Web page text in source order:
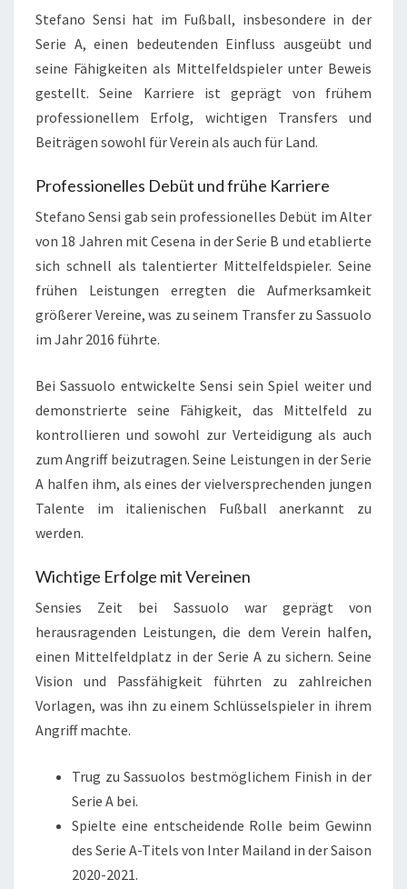
Stefano Sensi hat im Fußball, insbesondere in der
Serie A, einen bedeutenden Einfluss ausgeübt und
seine Fähigkeiten als Mittelfeldspieler unter Beweis
gestellt. Seine Karriere ist geprägt von frühem
professionellem Erfolg, wichtigen Transfers und
Beiträgen sowohl für Verein als auch für Land.
Professionelles Debüt und frühe Karriere
Stefano Sensi gab sein professionelles Debüt im Alter
von 18 Jahren mit Cesena in der Serie B und etablierte
sich schnell als talentierter Mittelfeldspieler. Seine
frühen Leistungen erregten die Aufmerksamkeit
größerer Vereine, was zu seinem Transfer zu Sassuolo
im Jahr 2016 führte.
Bei Sassuolo entwickelte Sensi sein Spiel weiter und
demonstrierte seine Fähigkeit, das Mittelfeld zu
kontrollieren und sowohl zur Verteidigung als auch
zum Angriff beizutragen. Seine Leistungen in der Serie
A halfen ihm, als eines der vielversprechenden jungen
Talente im italienischen Fußball anerkannt zu
werden.
Wichtige Erfolge mit Vereinen
Sensies Zeit bei Sassuolo war geprägt von
herausragenden Leistungen, die dem Verein halfen,
einen Mittelfeldplatz in der Serie A zu sichern. Seine
Vision und Passfähigkeit führten zu zahlreichen
Vorlagen, was ihn zu einem Schlüsselspieler in ihrem
Angriff machte.
Trug zu Sassuolos bestmöglichem Finish in der
Serie A bei.
Spielte eine entscheidende Rolle beim Gewinn
des Serie A-Titels von Inter Mailand in der Saison
2020-2021.